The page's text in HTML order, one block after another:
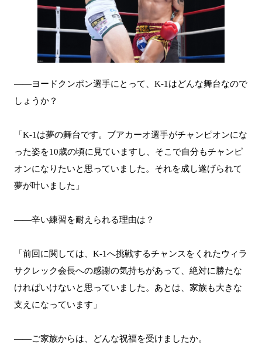
――ヨードクンポン選手にとって、K-1はどんな舞台なので
しょうか？
「K-1は夢の舞台です。ブアカーオ選手がチャンピオンにな
った姿を10歳の頃に見ていますし、そこで自分もチャンピ
オンになりたいと思っていました。それを成し遂げられて
夢が叶いました」
――辛い練習を耐えられる理由は？
「前回に関しては、K-1へ挑戦するチャンスをくれたウィラ
サクレック会長への感謝の気持ちがあって、絶対に勝たな
ければいけないと思っていました。あとは、家族も大きな
支えになっています」
――ご家族からは、どんな祝福を受けましたか。